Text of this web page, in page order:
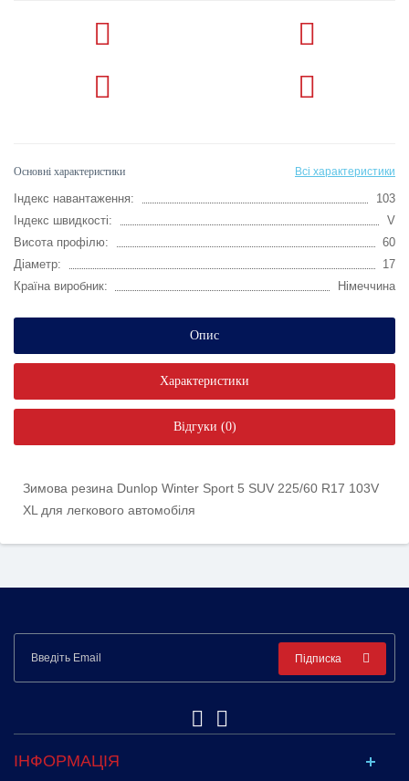
Основні характеристики Всі характеристики
Індекс навантаження:
103
Індекс швидкості:
V
Висота профілю:
60
Діаметр:
17
Країна виробник:
Німеччина
Опис
Характеристики
Відгуки (0)
Зимова резина Dunlop Winter Sport 5 SUV 225/60 R17 103V
XL для легкового автомобіля
Підписка
ІНФОРМАЦІЯ